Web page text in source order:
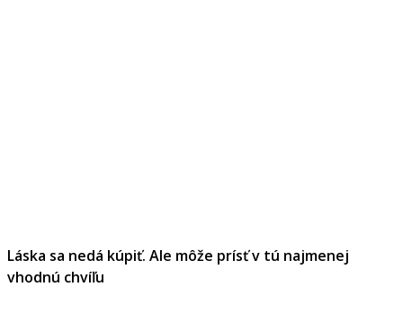
Láska sa nedá kúpiť. Ale môže prísť v tú najmenej
vhodnú chvíľu